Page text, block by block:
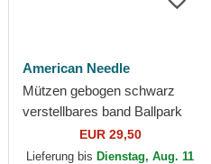
American Needle
Mützen gebogen schwarz
verstellbares band Ballpark
von American Needle
EUR 29,50
Lieferung bis Dienstag, Aug. 11